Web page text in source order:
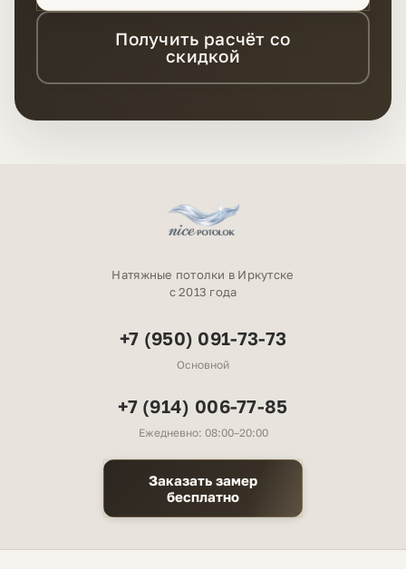
Получить расчёт со
скидкой
Натяжные потолки в Иркутске
с 2013 года
+7 (950) 091-73-73
Основной
+7 (914) 006-77-85
Ежедневно: 08:00–20:00
Заказать замер
бесплатно